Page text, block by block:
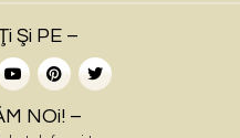
Şi PE –
NOi! –